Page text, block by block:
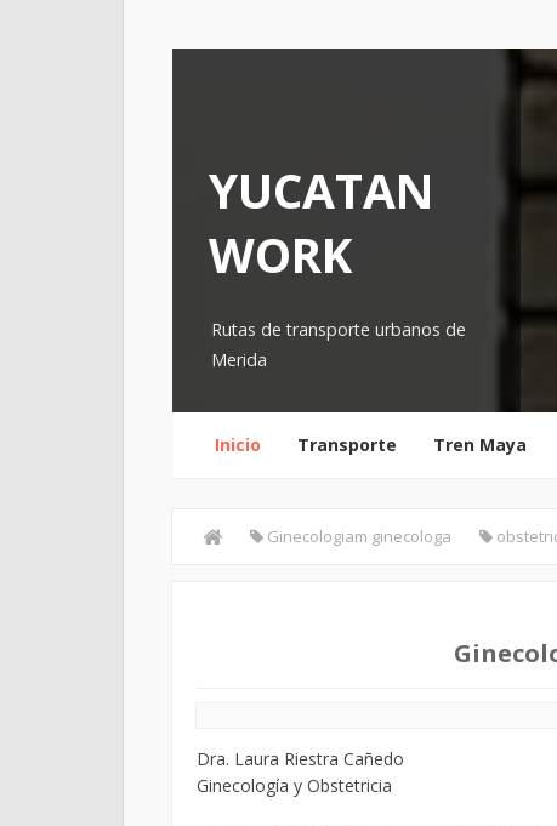
YUCATAN
WORK
Rutas de transporte urbanos de
Merida
Inicio Transporte Tren Maya
Ginecologiam ginecologa
Dra. Laura Riestra Cañedo
Ginecología y Obstetricia